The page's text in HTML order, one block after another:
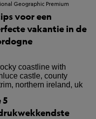
Geographic Premium
voor een
vakantie in de
5